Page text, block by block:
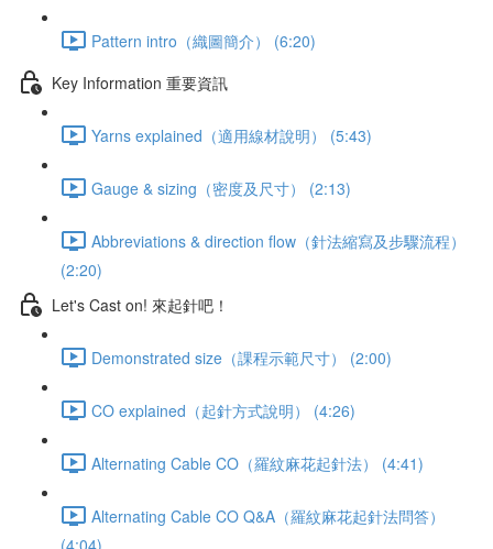
Pattern intro（織圖簡介） (6:20)
Key Information 重要資訊
Yarns explained（適用線材說明） (5:43)
Gauge & sizing（密度及尺寸） (2:13)
Abbreviations & direction flow（針法縮寫及步驟流程）
(2:20)
Let's Cast on! 來起針吧！
Demonstrated size（課程示範尺寸） (2:00)
CO explained（起針方式說明） (4:26)
Alternating Cable CO（羅紋麻花起針法） (4:41)
Alternating Cable CO Q&A（羅紋麻花起針法問答）
(4:04)